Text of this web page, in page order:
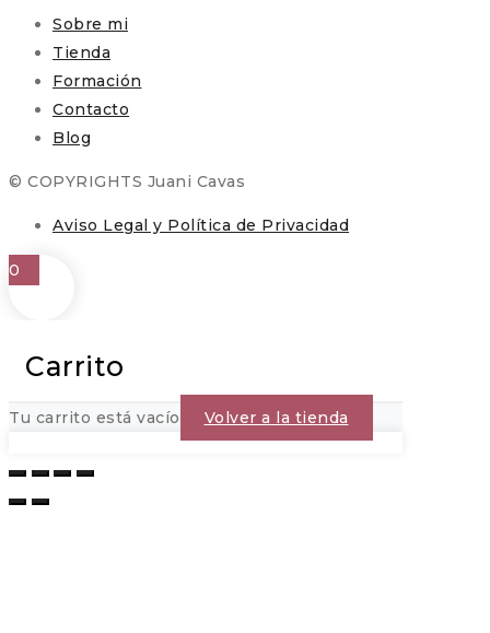
Sobre mi
Tienda
Formación
Contacto
Blog
© COPYRIGHTS Juani Cavas
Aviso Legal y Política de Privacidad
0
Carrito
Tu carrito está vacío Volver a la tienda